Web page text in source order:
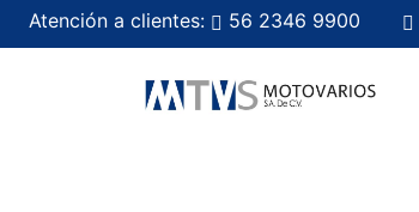
Atención a clientes: 56 2346 9900